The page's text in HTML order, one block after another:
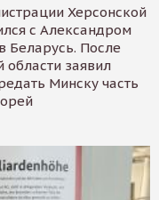
Херсонской
с Александром
Беларусь. После
области заявил
Минску часть